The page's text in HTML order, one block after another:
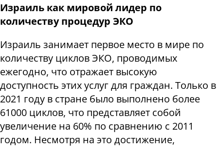
Израиль как мировой лидер по
количеству процедур ЭКО
Израиль занимает первое место в мире по
количеству циклов ЭКО, проводимых
ежегодно, что отражает высокую
доступность этих услуг для граждан. Только в
2021 году в стране было выполнено более
61000 циклов, что представляет собой
увеличение на 60% по сравнению с 2011
годом. Несмотря на это достижение,